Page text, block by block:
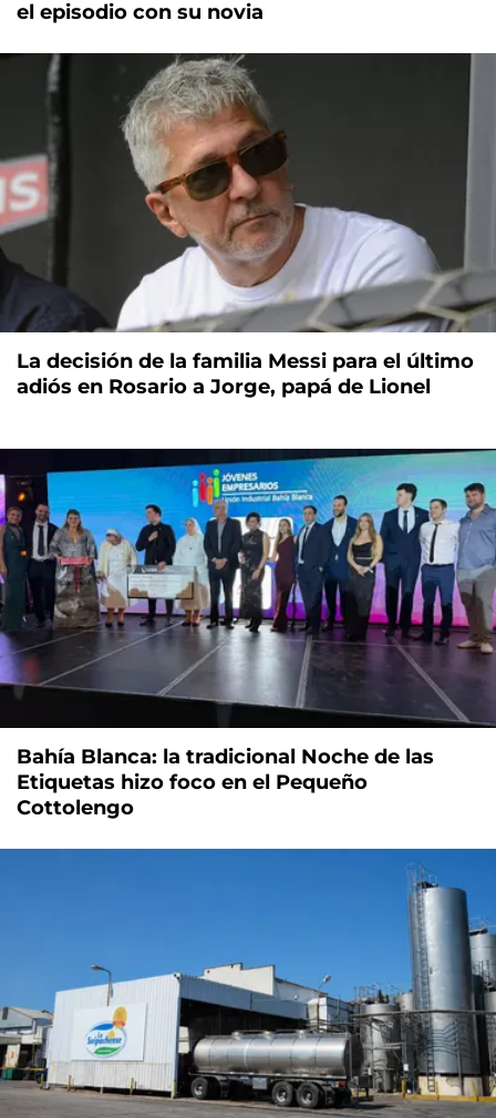
el episodio con su novia
La decisión de la familia Messi para el último
adiós en Rosario a Jorge, papá de Lionel
Bahía Blanca: la tradicional Noche de las
Etiquetas hizo foco en el Pequeño
Cottolengo